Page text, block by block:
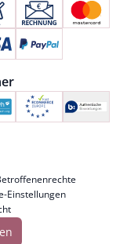
Einstellungen